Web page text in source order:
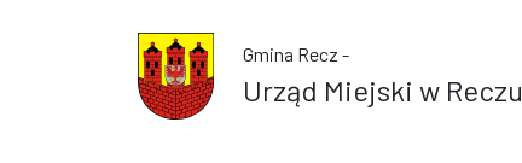
Przejdź do wyszukiwarki
Gmina Recz -
Urząd Miejski w Reczu